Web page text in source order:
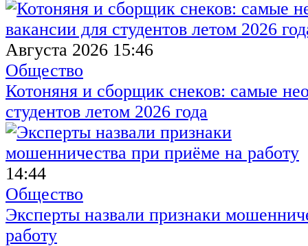
Августа 2026 15:46
Общество
Котоняня и сборщик снеков: самые
студентов летом 2026 года
14:44
Общество
Эксперты назвали признаки
работу